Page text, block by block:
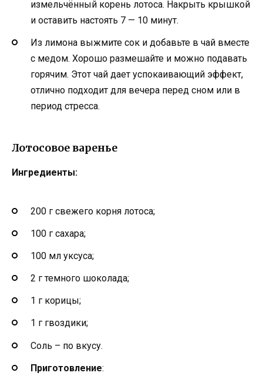
измельчённый корень лотоса. Накрыть крышкой
и оставить настоять 7 — 10 минут.
Из лимона выжмите сок и добавьте в чай вместе
с медом. Хорошо размешайте и можно подавать
горячим. Этот чай дает успокаивающий эффект,
отлично подходит для вечера перед сном или в
период стресса.
Лотосовое варенье
Ингредиенты:
200 г свежего корня лотоса;
100 г сахара;
100 мл уксуса;
2 г темного шоколада;
1 г корицы;
1 г гвоздики;
Соль – по вкусу.
Приготовление: